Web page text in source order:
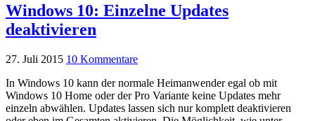
Windows 10: Einzelne Updates
deaktivieren
27. Juli 2015 10 Kommentare
In Windows 10 kann der normale Heimanwender egal ob mit
Windows 10 Home oder der Pro Variante keine Updates mehr
einzeln abwählen. Updates lassen sich nur komplett deaktivieren